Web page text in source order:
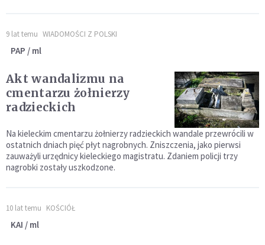
9 lat temu WIADOMOŚCI Z POLSKI
PAP / ml
Akt wandalizmu na
cmentarzu żołnierzy
radzieckich
Na kieleckim cmentarzu żołnierzy radzieckich wandale przewrócili w
ostatnich dniach pięć płyt nagrobnych. Zniszczenia, jako pierwsi
zauważyli urzędnicy kieleckiego magistratu. Zdaniem policji trzy
nagrobki zostały uszkodzone.
10 lat temu KOŚCIÓŁ
KAI / ml